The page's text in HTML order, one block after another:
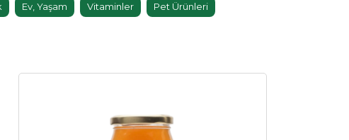
Ev, Yaşam Vitaminler Pet Ürünleri